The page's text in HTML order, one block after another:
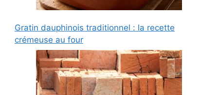
Gratin dauphinois traditionnel : la recette
crémeuse au four